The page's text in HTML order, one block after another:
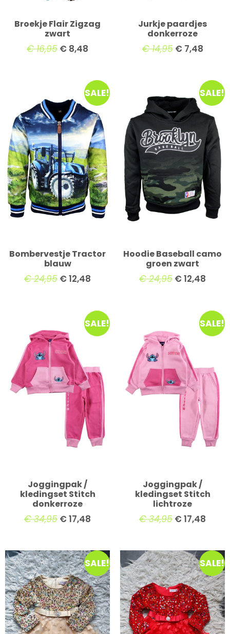
Broekje Flair Zigzag
zwart
€16,95 € 8,48
Jurkje paardjes
donkerroze
€14,95 €7,48
SALE!
Bombervestje Tractor
blauw
€24,95 €12,48
SALE!
Hoodie Baseball camo
groen zwart
€24,95 €12,48
SALE!
Joggingpak /
kledingset Stitch
donkerroze
€34,95 €17,48
SALE!
Joggingpak /
kledingset Stitch
lichtroze
€34,95 €17,48
SALE! SALE!